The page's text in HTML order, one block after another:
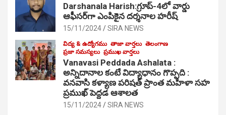
Darshanala Harish:గ్రూప్-4లో వార్డు
ఆఫీసర్‌గా ఎంపికైన దర్శనాల హరీష్
15/11/2024 SIRA NEWS
విద్య & ఉద్యోగము తాజా వార్తలు తెలంగాణ
ప్రజా సమస్యలు ప్రముఖ వార్తలు
Vanavasi Peddada Ashalata :
అన్నిదానాల కంటే విద్యాధానం గొప్పది :
వనవాసి కళ్యాణ పరిషత్ ప్రాంత మహిళా సహ
ప్రముఖ్ పెద్దడ ఆశాలత
15/11/2024 SIRA NEWS